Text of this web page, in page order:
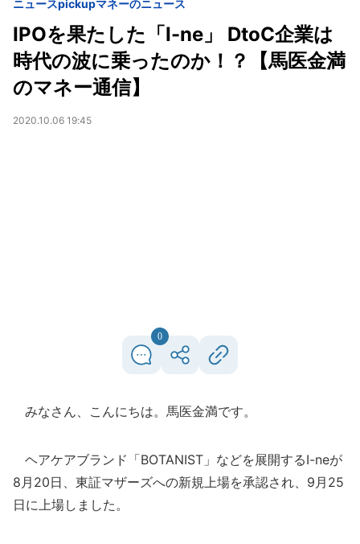
ニュースpickupマネーのニュース
IPOを果たした「I-ne」 DtoC企業は
時代の波に乗ったのか！？【馬医金満
のマネー通信】
2020.10.06 19:45
0
みなさん、こんにちは。馬医金満です。
ヘアケアブランド「BOTANIST」などを展開するI-neが
8月20日、東証マザーズへの新規上場を承認され、9月25
日に上場しました。